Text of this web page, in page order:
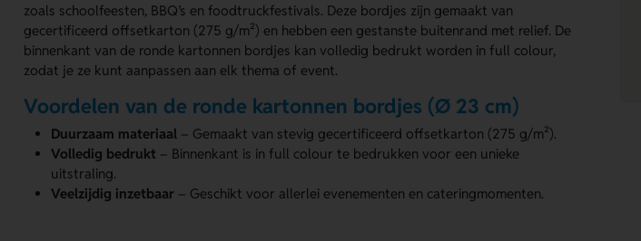
zoals schoolfeesten, BBQ’s en foodtruckfestivals. Deze bordjes zijn gemaakt van
gecertificeerd offsetkarton (275 g/m²) en hebben een gestanste buitenrand met relief. De
binnenkant van de ronde kartonnen bordjes kan volledig bedrukt worden in full colour,
zodat je ze kunt aanpassen aan elk thema of event.
Voordelen van de ronde kartonnen bordjes (Ø 23 cm)
Duurzaam materiaal – Gemaakt van stevig gecertificeerd offsetkarton (275 g/m²).
Volledig bedrukt – Binnenkant is in full colour te bedrukken voor een unieke
uitstraling.
Veelzijdig inzetbaar – Geschikt voor allerlei evenementen en cateringmomenten.